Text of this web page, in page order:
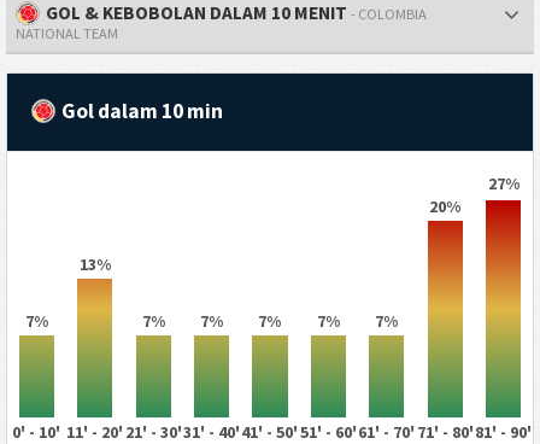
GOL & KEBOBOLAN DALAM 10 MENIT - COLOMBIA
NATIONAL TEAM
Gol dalam 10 min
7%
13%
7% 7% 7% 7% 7%
20%
27%
0' - 10' 11' - 20' 21' - 30'31' - 40'41' - 50'51' - 60'61' - 70' 71' - 80'81' - 90'